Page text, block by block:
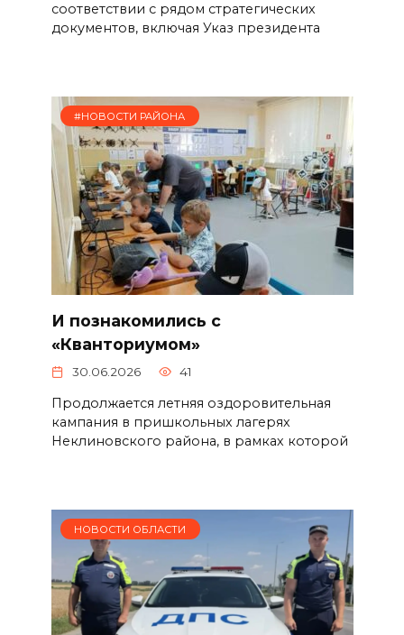
соответствии с рядом стратегических
документов, включая Указ президента
#НОВОСТИ РАЙОНА
И познакомились с
«Кванториумом»
30.06.2026 41
Продолжается летняя оздоровительная
кампания в пришкольных лагерях
Неклиновского района, в рамках которой
НОВОСТИ ОБЛАСТИ